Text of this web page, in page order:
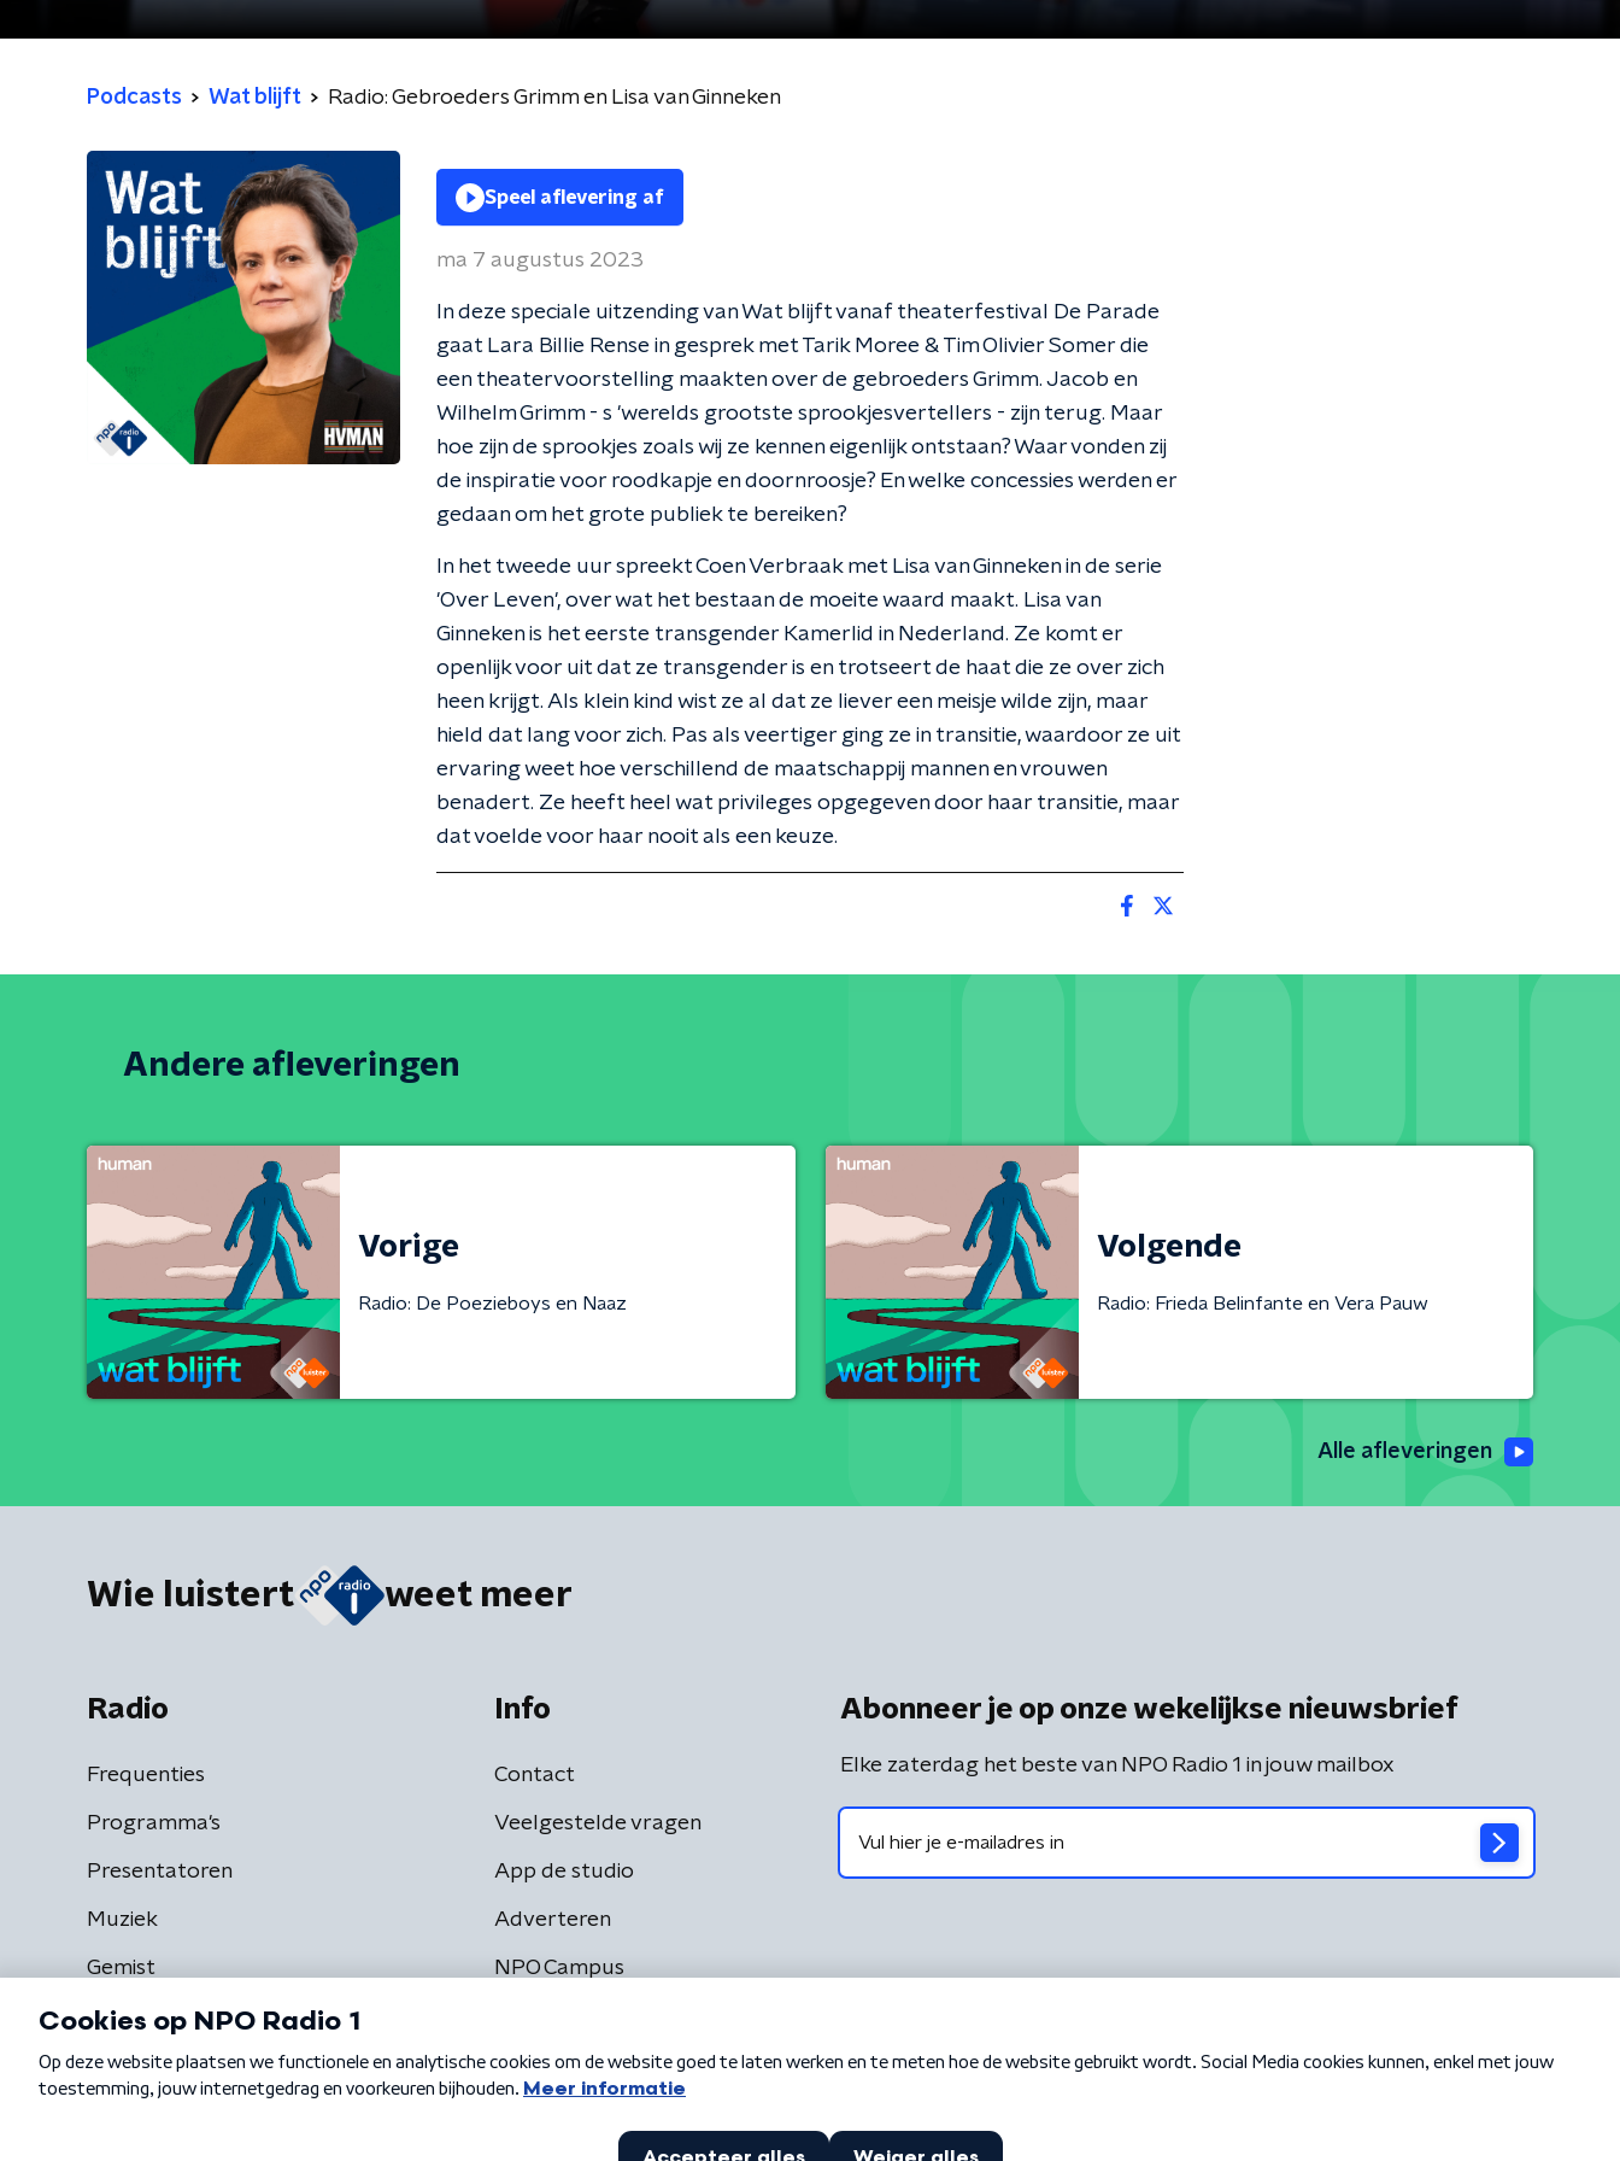
Podcasts Wat blijft Radio: Gebroeders Grimm en Lisa van Ginneken
Speel aflevering af
ma 7 augustus 2023
In deze speciale uitzending van Wat blijft vanaf theaterfestival De Parade
gaat Lara Billie Rense in gesprek met Tarik Moree & Tim Olivier Somer die
een theatervoorstelling maakten over de gebroeders Grimm. Jacob en
Wilhelm Grimm - s 'werelds grootste sprookjesvertellers - zijn terug. Maar
hoe zijn de sprookjes zoals wij ze kennen eigenlijk ontstaan? Waar vonden zij
de inspiratie voor roodkapje en doornroosje? En welke concessies werden er
gedaan om het grote publiek te bereiken?
In het tweede uur spreekt Coen Verbraak met Lisa van Ginneken in de serie
'Over Leven', over wat het bestaan de moeite waard maakt. Lisa van
Ginneken is het eerste transgender Kamerlid in Nederland. Ze komt er
openlijk voor uit dat ze transgender is en trotseert de haat die ze over zich
heen krijgt. Als klein kind wist ze al dat ze liever een meisje wilde zijn, maar
hield dat lang voor zich. Pas als veertiger ging ze in transitie, waardoor ze uit
ervaring weet hoe verschillend de maatschappij mannen en vrouwen
benadert. Ze heeft heel wat privileges opgegeven door haar transitie, maar
dat voelde voor haar nooit als een keuze.
Andere afleveringen
Vorige
Radio: De Poezieboys en Naaz
Volgende
Radio: Frieda Belinfante en Vera Pauw
Alle afleveringen
Wie luistert weet meer
Radio
Frequenties
Programma's
Presentatoren
Muziek
Gemist
Info
Contact
Veelgestelde vragen
App de studio
Adverteren
NPO Campus
Abonneer je op onze wekelijkse nieuwsbrief
Elke zaterdag het beste van NPO Radio 1 in jouw mailbox
Algemene voorwaarden Privacybeleid